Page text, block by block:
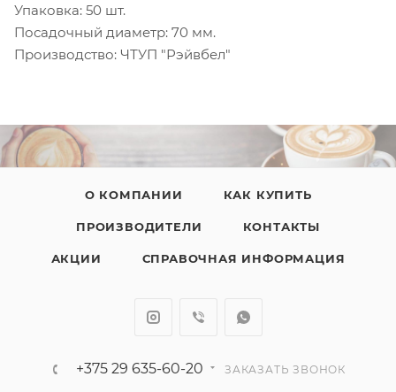
Упаковка: 50 шт.
Посадочный диаметр: 70 мм.
Производство: ЧТУП "Рэйвбел"
О КОМПАНИИ КАК КУПИТЬ
ПРОИЗВОДИТЕЛИ КОНТАКТЫ
АКЦИИ СПРАВОЧНАЯ ИНФОРМАЦИЯ
+375 29 635-60-20 ЗАКАЗАТЬ ЗВОНОК